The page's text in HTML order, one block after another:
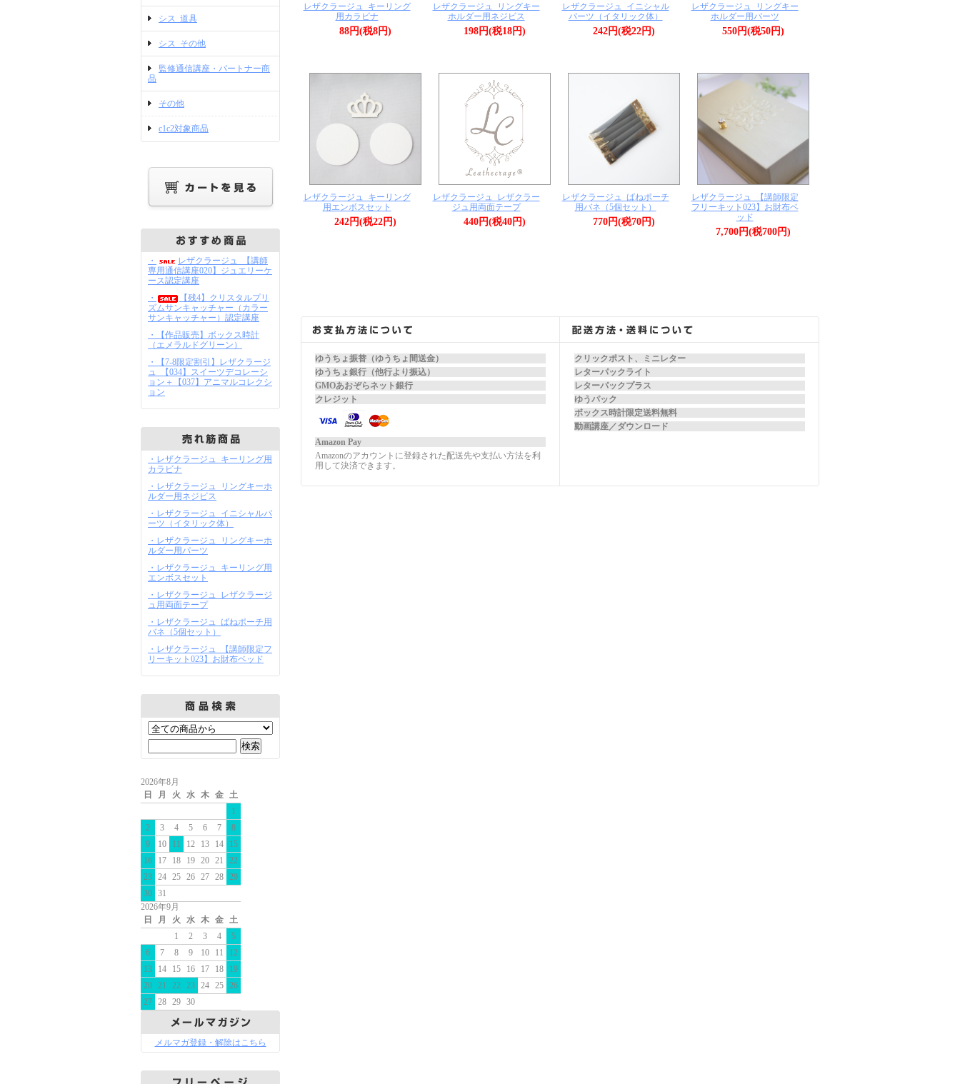
シス_道具
シス_その他
監修通信講座・パートナー商
品
その他
c1c2対象商品
・
レザクラージュ_【講師
専用通信講座020】ジュエリーケ
ース認定講座
・
【残4】クリスタルプリ
ズムサンキャッチャー（カラー
サンキャッチャー）認定講座
・【作品販売】ボックス時計
（エメラルドグリーン）
・【7-8限定割引】レザクラージ
ュ_【034】スイーツデコレーシ
ョン＋【037】アニマルコレクシ
ョン
・レザクラージュ_キーリング用
カラビナ
・レザクラージュ_リングキーホ
ルダー用ネジビス
・レザクラージュ_イニシャルパ
ーツ（イタリック体）
・レザクラージュ_リングキーホ
ルダー用パーツ
・レザクラージュ_キーリング用
エンボスセット
・レザクラージュ_レザクラージ
ュ用両面テープ
・レザクラージュ_ばねポーチ用
バネ（5個セット）
・レザクラージュ_【講師限定フ
リーキット023】お財布ベッド
2026年8月
日
月 火 水 木 金 土
1
2
3 4 5 6 7
8
9
10 11 12 13 14
15
16
17 18 19 20 21
22
23 24 25 26 27 28 29
30 31
2026年9月
日
月 火 水 木 金 土
1
2 3 4
5
6
7 8 9 10 11
12
13
14 15 16 17 18
19
20 21 22 23 24 25 26
27 28 29 30
メルマガ登録・解除はこちら
レザクラージュ_キーリング
用カラビナ
88円(税8円)
レザクラージュ_リングキー
ホルダー用ネジビス
198円(税18円)
レザクラージュ_イニシャル
パーツ（イタリック体）
242円(税22円)
レザクラージュ_リングキー
ホルダー用パーツ
550円(税50円)
レザクラージュ_キーリング
用エンボスセット
242円(税22円)
レザクラージュ_レザクラー
ジュ用両面テープ
440円(税40円)
レザクラージュ_ばねポーチ
用バネ（5個セット）
770円(税70円)
レザクラージュ_【講師限定
フリーキット023】お財布ベ
ッド
7,700円(税700円)
ゆうちょ振替（ゆうちょ間送金）
ゆうちょ銀行（他行より振込）
GMOあおぞらネット銀行
クレジット
Amazon Pay
Amazonのアカウントに登録された配送先や支払い方法を利
用して決済できます。
クリックポスト、ミニレター
レターパックライト
レターパックプラス
ゆうパック
ボックス時計限定送料無料
動画講座／ダウンロード